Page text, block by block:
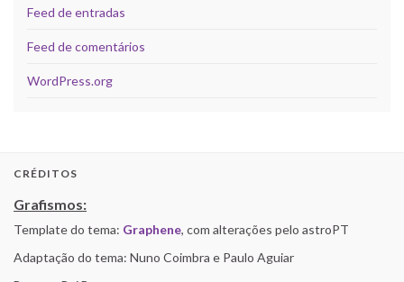
Feed de entradas
Feed de comentários
WordPress.org
CRÉDITOS
Grafismos:
Template do tema: Graphene, com alterações pelo astroPT
Adaptação do tema: Nuno Coimbra e Paulo Aguiar